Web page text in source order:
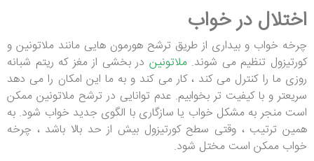
اختلال در خواب
چرخه خواب و بیداری از طریق ترشح هورمون هایی مانند ملاتونین و
کورتیزول تنظیم می شوند.ملاتونین در بخشی از مغز که ریتم شبانه
روزی ما را کنترل می کند ، کار می کند و به ما این امکان را می دهد
سریعتر و با کیفیت تر بخوابیم. عدم توانایی در ترشح ملاتونین ممکن
است منجر به مشکل خواب یا سازگاری با الگوی جدید خواب شود. به
همین ترتیب ، وقتی سطح کورتیزول بیش از حد بالا باشد ، چرخه
خواب ممکن است مختل شود.